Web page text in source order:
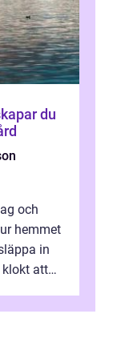
och
hemmet
in
klokt att